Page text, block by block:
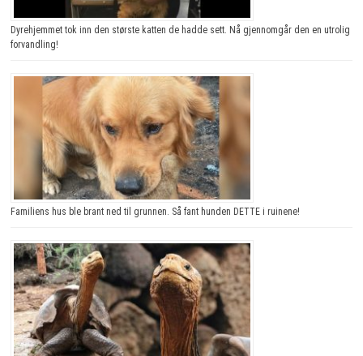
Dyrehjemmet tok inn den største katten de hadde sett. Nå gjennomgår den en utrolig
forvandling!
Familiens hus ble brant ned til grunnen. Så fant hunden DETTE i ruinene!